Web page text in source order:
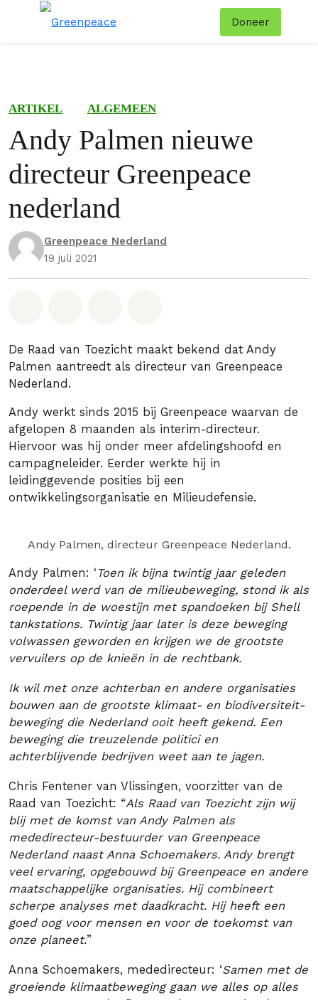
Doneer
ARTIKEL ALGEMEEN
Andy Palmen nieuwe
directeur Greenpeace
nederland
Greenpeace Nederland
19 juli 2021
De Raad van Toezicht maakt bekend dat Andy
Palmen aantreedt als directeur van Greenpeace
Nederland.
Andy werkt sinds 2015 bij Greenpeace waarvan de
afgelopen 8 maanden als interim-directeur.
Hiervoor was hij onder meer afdelingshoofd en
campagneleider. Eerder werkte hij in
leidinggevende posities bij een
ontwikkelingsorganisatie en Milieudefensie.
Andy Palmen, directeur Greenpeace Nederland.
Andy Palmen: ‘ Toen ik bijna twintig jaar geleden
onderdeel werd van de milieubeweging, stond ik als
roepende in de woestijn met spandoeken bij Shell
tankstations. Twintig jaar later is deze beweging
volwassen geworden en krijgen we de grootste
vervuilers op de knieën in de rechtbank.
Ik wil met onze achterban en andere organisaties
bouwen aan de grootste klimaat- en biodiversiteit-
beweging die Nederland ooit heeft gekend. Een
beweging die treuzelende politici en
achterblijvende bedrijven weet aan te jagen.
Chris Fentener van Vlissingen, voorzitter van de
Raad van Toezicht: “Als Raad van Toezicht zijn wij
blij met de komst van Andy Palmen als
mededirecteur-bestuurder van Greenpeace
Nederland naast Anna Schoemakers. Andy brengt
veel ervaring, opgebouwd bij Greenpeace en andere
maatschappelijke organisaties. Hij combineert
scherpe analyses met daadkracht. Hij heeft een
goed oog voor mensen en voor de toekomst van
onze planeet.”
Anna Schoemakers, mededirecteur: ‘Samen met de
groeiende klimaatbeweging gaan we alles op alles